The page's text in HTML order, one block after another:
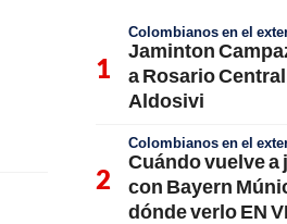
Colombianos en el
Jaminton
a Rosario
Aldosivi
Colombianos en el
Cuándo vuelve a
con Bayern
dónde verlo EN